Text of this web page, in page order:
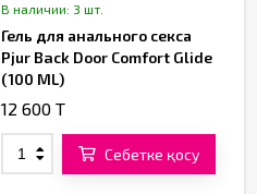
В наличии: 3 шт.
Гель для анального секса
Pjur Back Door Comfort Glide
(100 ML)
12 600 T
Себетке қосу